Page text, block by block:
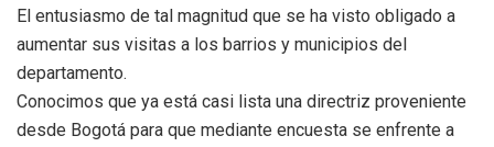
El entusiasmo de tal magnitud que se ha visto obligado a
aumentar sus visitas a los barrios y municipios del
departamento.
Conocimos que ya está casi lista una directriz proveniente
desde Bogotá para que mediante encuesta se enfrente a